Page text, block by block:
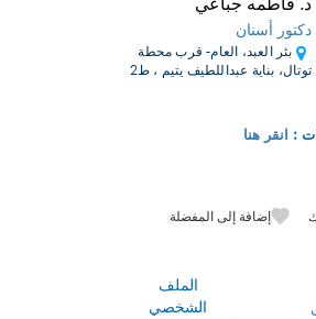
دكتور أسنان
بئر العبد، العام- قرب محطة
توتال، بناية عبداللطيف يتيم ، ط2
: انقر هنا
إضافة إلى المفضلة
الملف
الشخصي